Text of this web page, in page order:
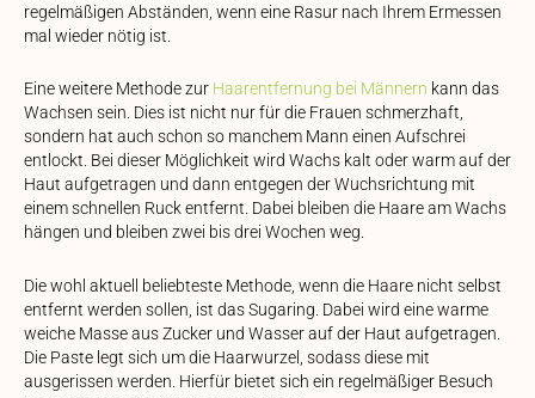
regelmäßigen Abständen, wenn eine Rasur nach Ihrem Ermessen
mal wieder nötig ist.
Eine weitere Methode zur Haarentfernung bei Männern kann das
Wachsen sein. Dies ist nicht nur für die Frauen schmerzhaft,
sondern hat auch schon so manchem Mann einen Aufschrei
entlockt. Bei dieser Möglichkeit wird Wachs kalt oder warm auf der
Haut aufgetragen und dann entgegen der Wuchsrichtung mit
einem schnellen Ruck entfernt. Dabei bleiben die Haare am Wachs
hängen und bleiben zwei bis drei Wochen weg.
Die wohl aktuell beliebteste Methode, wenn die Haare nicht selbst
entfernt werden sollen, ist das Sugaring. Dabei wird eine warme
weiche Masse aus Zucker und Wasser auf der Haut aufgetragen.
Die Paste legt sich um die Haarwurzel, sodass diese mit
ausgerissen werden. Hierfür bietet sich ein regelmäßiger Besuch